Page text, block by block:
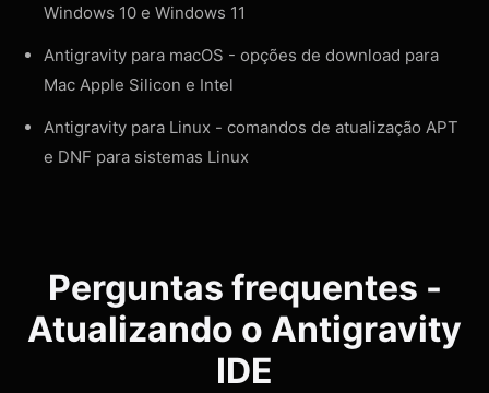
Windows 10 e Windows 11
Antigravity para macOS - opções de download para
Mac Apple Silicon e Intel
Antigravity para Linux - comandos de atualização APT
e DNF para sistemas Linux
Perguntas frequentes -
Atualizando o Antigravity
IDE